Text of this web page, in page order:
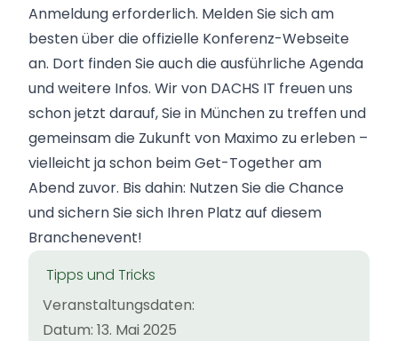
Anmeldung erforderlich. Melden Sie sich am
besten über die offizielle Konferenz-Webseite
an. Dort finden Sie auch die ausführliche Agenda
und weitere Infos. Wir von DACHS IT freuen uns
schon jetzt darauf, Sie in München zu treffen und
gemeinsam die Zukunft von Maximo zu erleben –
vielleicht ja schon beim Get-Together am
Abend zuvor. Bis dahin: Nutzen Sie die Chance
und sichern Sie sich Ihren Platz auf diesem
Branchenevent!
Tipps und Tricks
Veranstaltungsdaten:
Datum: 13. Mai 2025